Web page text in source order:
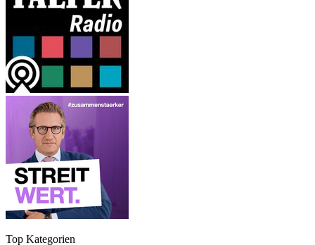
Top Kategorien